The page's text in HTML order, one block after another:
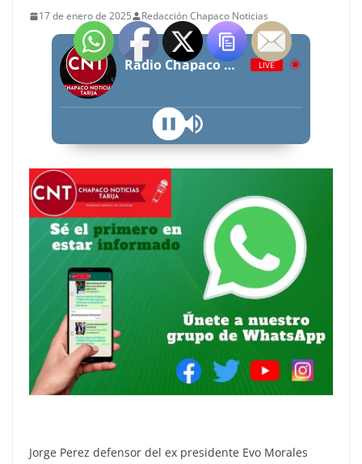
17 de enero de 2025 Redacción Chapaco Noticias
Radio Chapaco Noticias Las 24 horas en vivo LIVE
Jorge Perez defensor del ex presidente Evo Morales